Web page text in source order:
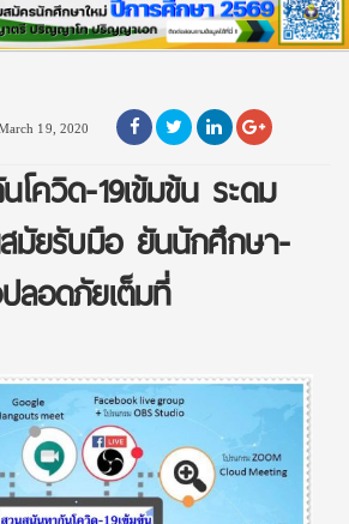
19, 2020
ควิด-19เข้มข้น ระดม
สมัยรับมือ ยันนักศึกษา-
ลอดภัยเต็มที่